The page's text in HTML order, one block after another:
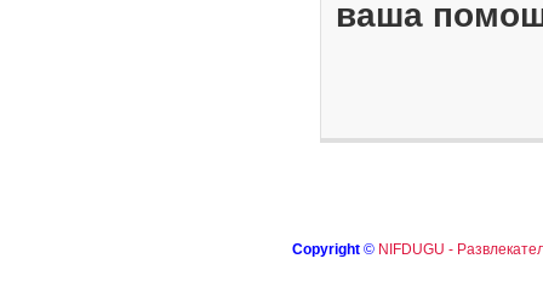
ваша
Copyright © NIFDUGU -